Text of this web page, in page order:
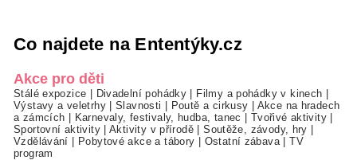
Co najdete na Ententýky.cz
Akce pro děti
Stálé expozice | Divadelní pohádky | Filmy a pohádky v kinech |
Výstavy a veletrhy|Slavnosti | Poutě a cirkusy | Akce na hradech
a zámcích | Karnevaly, festivaly, hudba, tanec | Tvořivé aktivity |
Sportovní aktivity|Aktivity v přírodě |Soutěže, závody, hry |
Vzdělávání | Pobytové akce a tábory | Ostatní zábava |TV
program